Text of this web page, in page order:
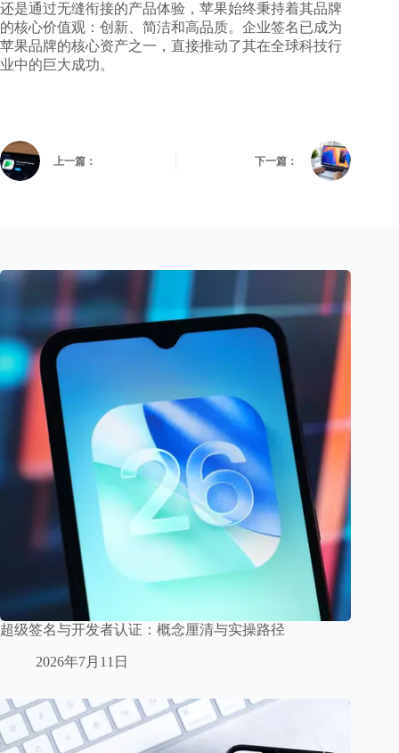
还是通过无缝衔接的产品体验，苹果始终秉持着其品牌
的核心价值观：创新、简洁和高品质。企业签名已成为
苹果品牌的核心资产之一，直接推动了其在全球科技行
业中的巨大成功。
上一篇： 下一篇：
超级签名与开发者认证：概念厘清与实操路径
2026年7月11日